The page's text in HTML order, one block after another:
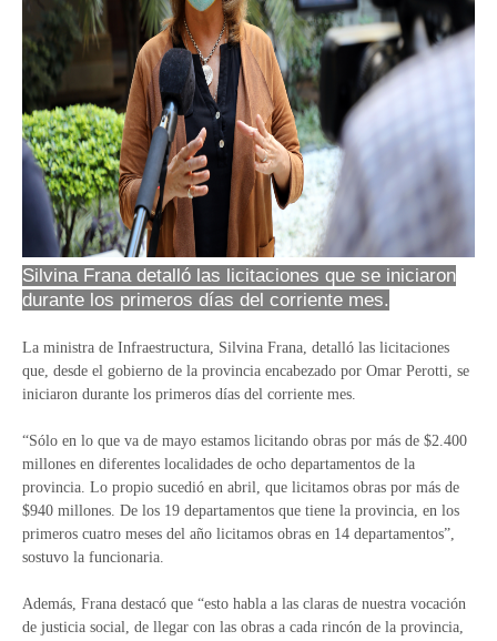
Silvina Frana detalló las licitaciones que se iniciaron
durante los primeros días del corriente mes.
La ministra de Infraestructura, Silvina Frana, detalló las licitaciones
que, desde el gobierno de la provincia encabezado por Omar Perotti, se
iniciaron durante los primeros días del corriente mes.
“Sólo en lo que va de mayo estamos licitando obras por más de $2.400
millones en diferentes localidades de ocho departamentos de la
provincia. Lo propio sucedió en abril, que licitamos obras por más de
$940 millones. De los 19 departamentos que tiene la provincia, en los
primeros cuatro meses del año licitamos obras en 14 departamentos”,
sostuvo la funcionaria.
Además, Frana destacó que “esto habla a las claras de nuestra vocación
de justicia social, de llegar con las obras a cada rincón de la provincia,